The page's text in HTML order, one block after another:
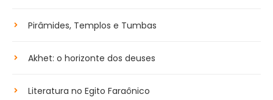
Pirâmides, Templos e Tumbas
Akhet: o horizonte dos deuses
Literatura no Egito Faraônico